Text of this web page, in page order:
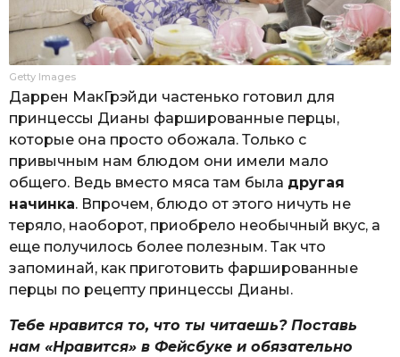
Getty Images
Даррен МакГрэйди частенько готовил для
принцессы Дианы фаршированные перцы,
которые она просто обожала. Только с
привычным нам блюдом они имели мало
общего. Ведь вместо мяса там была другая
начинка. Впрочем, блюдо от этого ничуть не
теряло, наоборот, приобрело необычный вкус, а
еще получилось более полезным. Так что
запоминай, как приготовить фаршированные
перцы по рецепту принцессы Дианы.
Тебе нравится то, что ты читаешь? Поставь
нам «Нравится» в Фейсбуке и обязательно